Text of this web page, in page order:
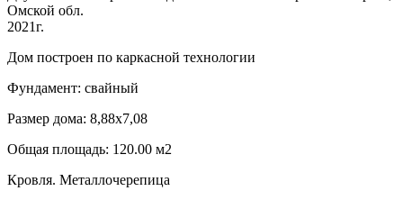
Омской обл.
2021г.
Дом построен по каркасной технологии
Фундамент: свайный
Размер дома: 8,88х7,08
Общая площадь: 120.00 м2
Кровля. Металлочерепица